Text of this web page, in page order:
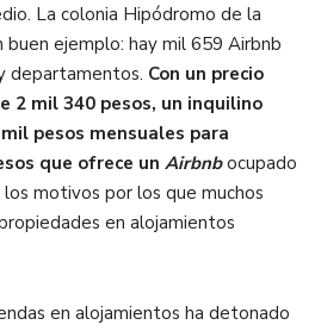
La colonia Hipódromo de la
buen ejemplo: hay mil 659 Airbnb
departamentos. Con un precio
2 mil 340 pesos, un inquilino
pesos mensuales para
que ofrece un Airbnbocupado
motivos por los que muchos
en alojamientos
en alojamientos ha detonado